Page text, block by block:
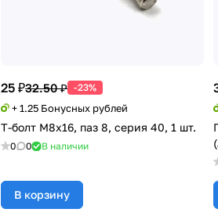
25 ₽32.50 ₽ -23%
+ 1.25 Бонусных рублей
Т-болт М8х16, паз 8, серия 40, 1 шт.
0 0 В наличии
В корзину